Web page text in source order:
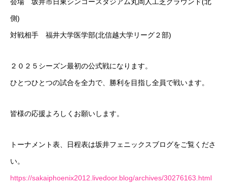
側)
対戦相手 福井大学医学部(北信越大学リーグ２部)
２０２５シーズン最初の公式戦になります。
ひとつひとつの試合を全力で、勝利を目指し全員で戦います。
皆様の応援よろしくお願いします。
トーナメント表、日程表は坂井フェニックスブログをご覧くださ
い。
https://sakaiphoenix2012.livedoor.blog/archives/30276163.html